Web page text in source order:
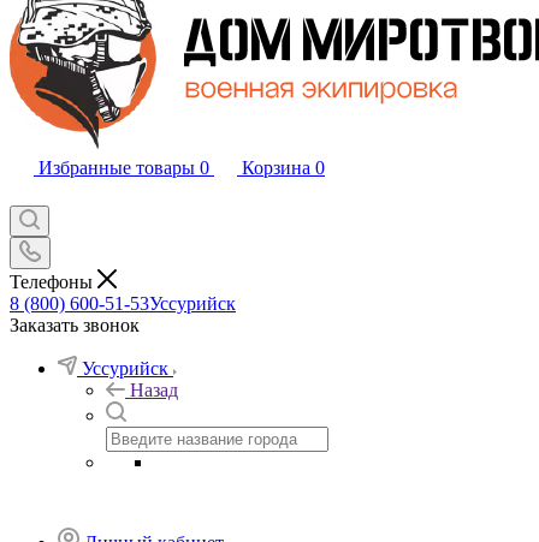
Избранные товары 0 Корзина 0
Телефоны
8 (800) 600-51-53Уссурийск
Заказать звонок
Уссурийск
Назад